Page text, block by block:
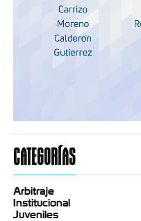
CATEGORÍAS
Arbitraje
Institucional
Juveniles